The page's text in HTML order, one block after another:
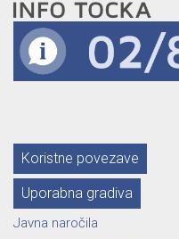
Koristne povezave
Uporabna gradiva
Javna naročila